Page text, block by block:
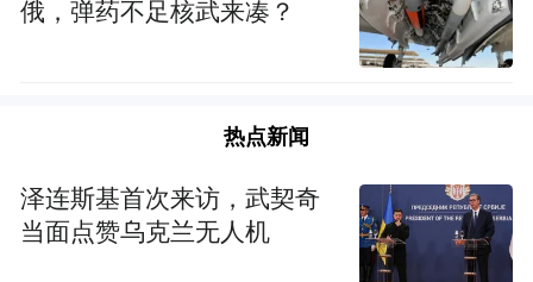
送走最后一位访客，他几乎一直站立在书案
之后。那身袈裟，并非与世隔绝的屏障，反
俄，弹药不足核武来凑？
热点新闻
泽连斯基首次来访，武契奇
当面点赞乌克兰无人机